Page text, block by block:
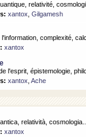
relativité,
xantox Gilgamesh
complexité,
xantox
l'esprit, épistemologie,
xantox Ache
relatività, cosmologia..
xantox